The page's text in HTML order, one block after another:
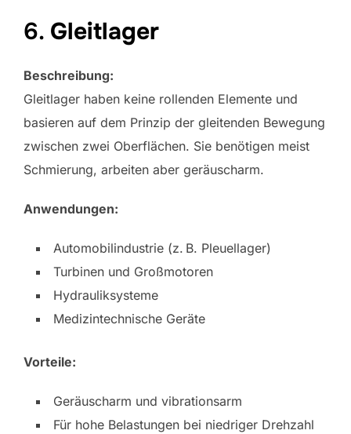
6. Gleitlager
Beschreibung:
Gleitlager haben keine rollenden Elemente und
basieren auf dem Prinzip der gleitenden Bewegung
zwischen zwei Oberflächen. Sie benötigen meist
Schmierung, arbeiten aber geräuscharm.
Anwendungen:
Automobilindustrie (z. B. Pleuellager)
Turbinen und Großmotoren
Hydrauliksysteme
Medizintechnische Geräte
Vorteile:
Geräuscharm und vibrationsarm
Für hohe Belastungen bei niedriger Drehzahl